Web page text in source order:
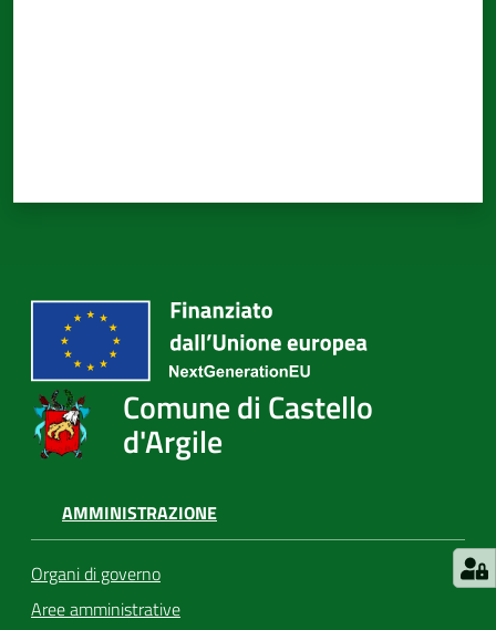
Comune di Castello
d'Argile
AMMINISTRAZIONE
Organi di governo
Aree amministrative